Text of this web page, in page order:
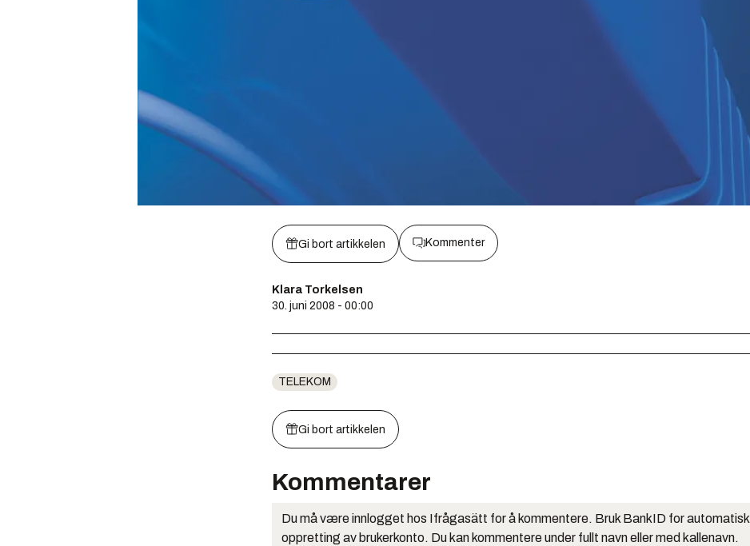
Gi bort artikkelen Kommenter
Klara Torkelsen
30. juni 2008 - 00:00
TELEKOM
Gi bort artikkelen
Kommentarer
Du må være innlogget hos Ifrågasätt for å kommentere. Bruk BankID for automatisk
oppretting av brukerkonto. Du kan kommentere under fullt navn eller med kallenavn.